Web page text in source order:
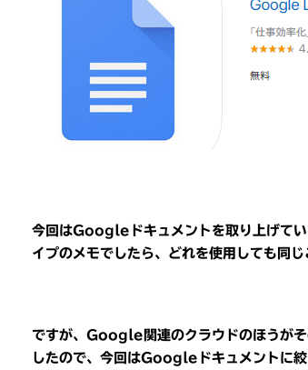
今回はGoogleドキュメントを取り上げて
イプのメモでしたら、どれを使用しても同じ
ですが、Google関連のクラウドのほうが
したので、今回はGoogleドキュメントに絞